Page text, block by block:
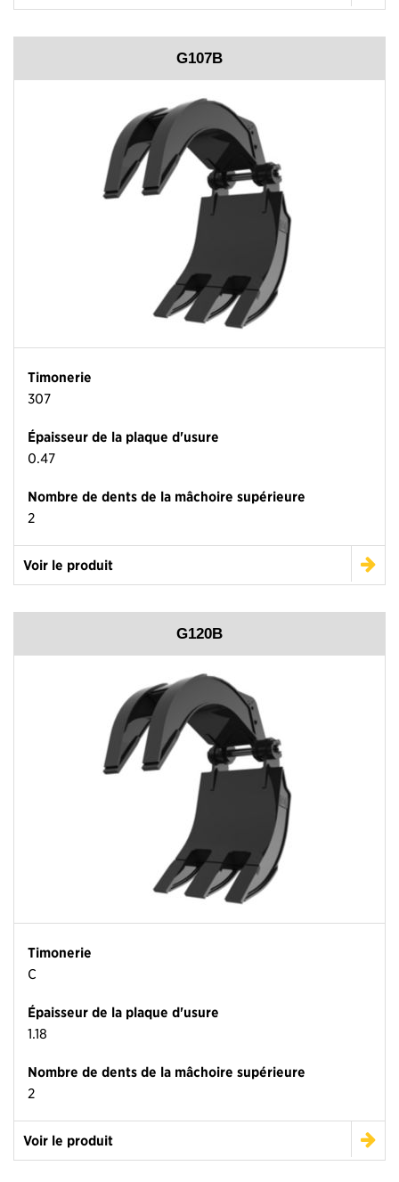
G107B
Timonerie
307
Épaisseur de la plaque d'usure
0.47
Nombre de dents de la mâchoire supérieure
2
Voir le produit
G120B
Timonerie
C
Épaisseur de la plaque d'usure
1.18
Nombre de dents de la mâchoire supérieure
2
Voir le produit